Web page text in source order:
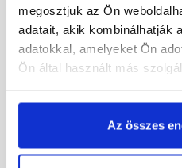
megosztjuk az Ön
adatait, akik kombinálhatják
adatokkal, amelyeket Ön
Ön által használt más
Az összes
Thermomaster akril